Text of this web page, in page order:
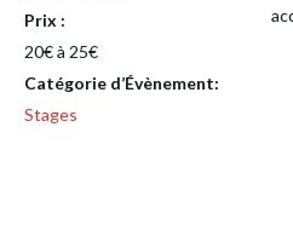
Prix :
20€ à 25€
Catégorie d’Évènement:
Stages